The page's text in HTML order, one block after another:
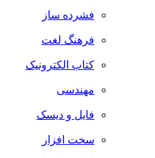
فشرده ساز
فرهنگ لغت
کتاب الکترونیک
مهندسی
فایل و دیسک
سخت افزار